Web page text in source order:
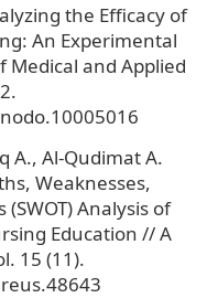
the Efficacy of
An Experimental
Medical and Applied
A., Al-Qudimat A.
Weaknesses,
Analysis of
Education // A
15 (11).